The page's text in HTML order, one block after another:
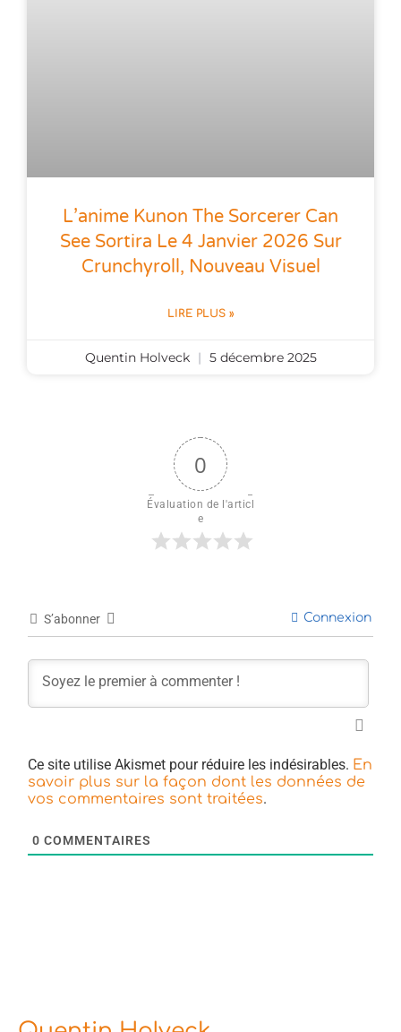
L’anime Kunon The Sorcerer Can
See Sortira Le 4 Janvier 2026 Sur
Crunchyroll, Nouveau Visuel
LIRE PLUS »
Quentin Holveck 5 décembre 2025
0
Évaluation de l'articl
e
S’abonner Connexion
Ce site utilise Akismet pour réduire les indésirables. En
savoir plus sur la façon dont les données de
vos commentaires sont traitées.
0 COMMENTAIRES